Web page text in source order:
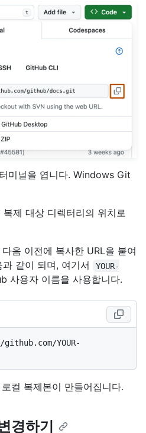
미널을 엽니다. Windows Git
제 대상 디렉터리의 위치로
음 이전에 복사한 URL을 붙여
같이 되며, 여기서
YOUR-
사용자 이름을 사용합니다.
YOUR-
컬 복제본이 만들어집니다.
경하기